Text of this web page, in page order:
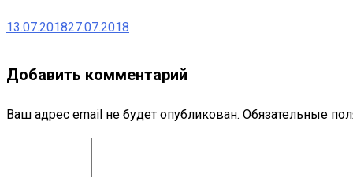
13.07.201827.07.2018
Добавить комментарий
Ваш адрес email не будет опубликован. Обязательные